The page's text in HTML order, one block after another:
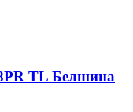
TL Белшина